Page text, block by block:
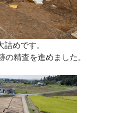
めです。
精査を進めました。